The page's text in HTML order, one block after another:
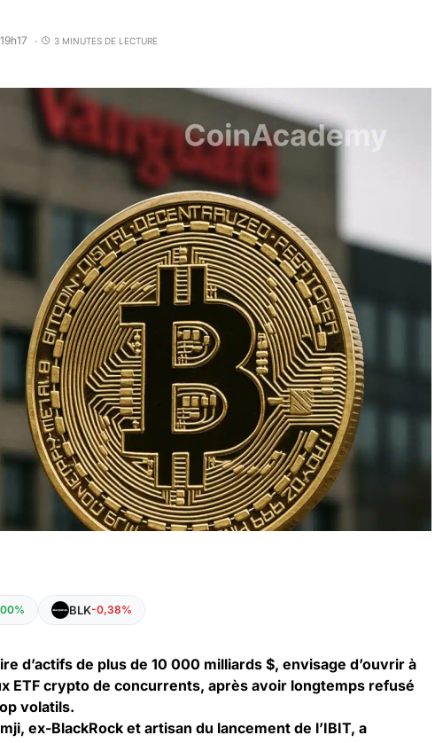
3 MINUTES DE LECTURE
BLK-0,38%
d’actifs de plus de 10 000 milliards $, envisage d’ouvrir à
ETF crypto de concurrents, après avoir longtemps refusé
volatils.
ex-BlackRock et artisan du lancement de l’IBIT, a